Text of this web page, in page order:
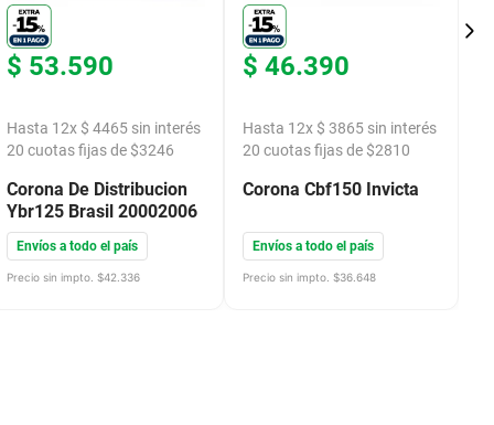
$ 53.590
Hasta 12x $ 4465 sin interés
20 cuotas fijas de $3246
Corona De Distribucion
Ybr125 Brasil 20002006
Envíos a todo el país
Precio sin impto. $42.336
$ 46.390
Hasta 12x $ 3865sin interés
20 cuotas fijas de $2810
Corona Cbf150 Invicta
Envíos a todo el país
Precio sin impto. $36.648